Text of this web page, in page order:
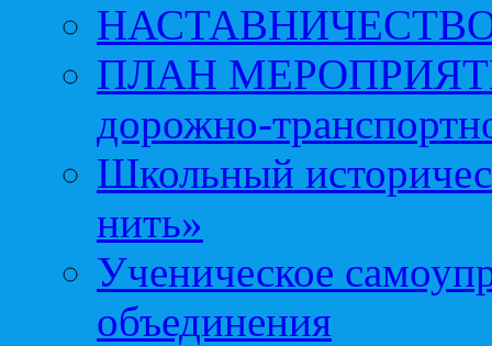
ПЛАН МЕРОПРИЯТИЙ
дорожно-
Школьный
нить»
Ученическое
объединения